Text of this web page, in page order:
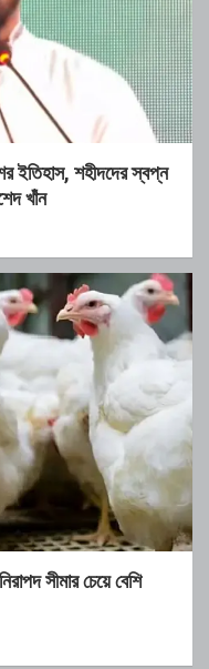
ইতিহাস, শহীদদের স্বপ্ন
খাঁন
সীমার চেয়ে বেশি